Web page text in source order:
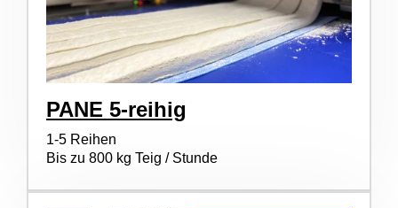
PANE 5-reihig
1-5 Reihen
Bis zu 800 kg Teig / Stunde